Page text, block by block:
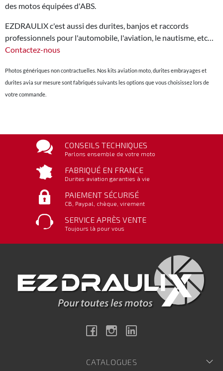
des motos équipées d'ABS.
EZDRAULIX c'est aussi des durites, banjos et raccords
professionnels pour l'automobile, l'aviation, le nautisme, etc…
Contactez-nous
Photos génériques non contractuelles. Nos kits aviation moto, durites embrayages et
durites avia sur mesure sont fabriqués suivants les options que vous choisissez lors de
votre commande.
CONSEILS TECHNIQUES
Parlons ensemble de votre moto
FABRIQUÉ EN FRANCE
Durites aviation garanties à vie
PAIEMENT SÉCURISÉ
CB, Paypal, chèque, virement
SERVICE APRÈS VENTE
Toujours là pour vous
FacebookInstagram
CATALOGUES